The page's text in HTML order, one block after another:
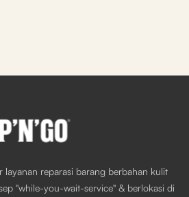
layanan reparasi barang berbahan kulit
"while-you-wait-service" & berlokasi di